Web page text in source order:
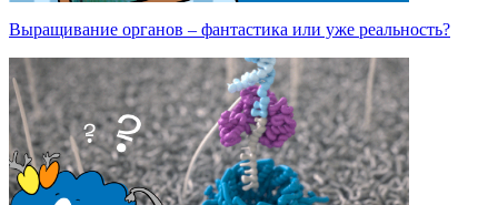
Выращивание органов – фантастика или уже реальность?